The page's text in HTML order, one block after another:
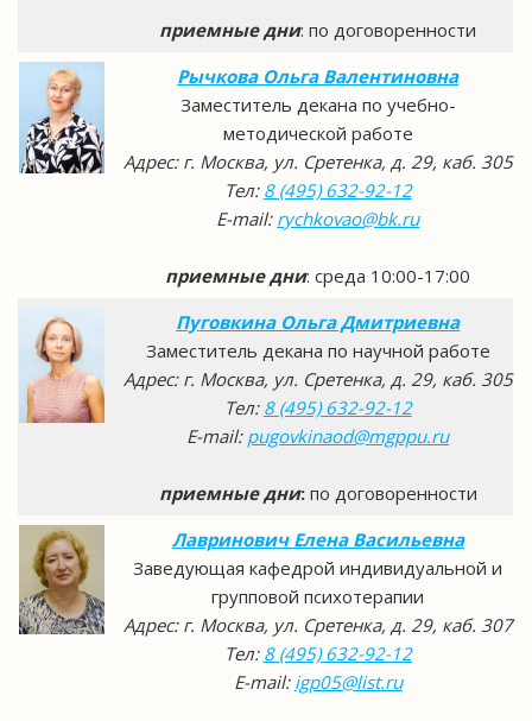
приемные дни: по договоренности
Рычкова Ольга Валентиновна
Заместитель декана по учебно-
методической работе
Адрес: г. Москва, ул. Сретенка, д. 29, каб. 305
Тел: 8 (495) 632-92-12
E-mail: rychkovao@bk.ru
приемные дни: среда 10:00-17:00
Пуговкина Ольга Дмитриевна
Заместитель декана по научной работе
Адрес: г. Москва, ул. Сретенка, д. 29, каб. 305
Тел: 8 (495) 632-92-12
E-mail: pugovkinaod@mgppu.ru
приемные дни: по договоренности
Лавринович Елена Васильевна
Заведующая кафедрой индивидуальной и
групповой психотерапии
Адрес: г. Москва, ул. Сретенка, д. 29, каб. 307
Тел: 8 (495) 632-92-12
E-mail: igp05@list.ru